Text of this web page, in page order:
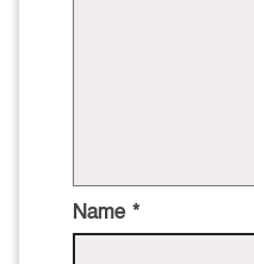
Name *